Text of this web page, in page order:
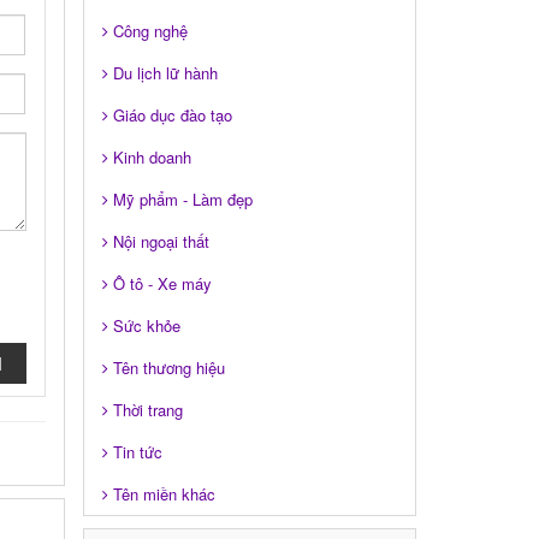
Công nghệ
Du lịch lữ hành
Giáo dục đào tạo
Kinh doanh
Mỹ phẩm - Làm đẹp
Nội ngoại thất
Ô tô - Xe máy
Sức khỏe
Tên thương hiệu
Thời trang
Tin tức
Tên miền khác